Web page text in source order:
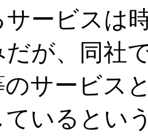
サービスは
だが、同社
のサービス
ているとい